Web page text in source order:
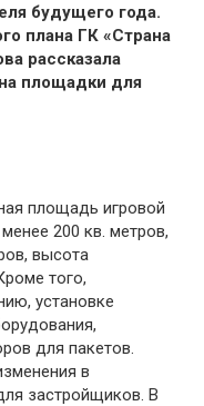
будущего года.
плана ГК «Страна
рассказала
площадки для
площадь игровой
200 кв. метров,
высота
того,
установке
для пакетов.
в
застройщиков. В